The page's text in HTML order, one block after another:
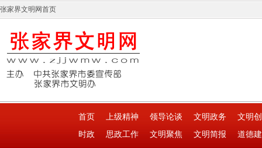
张家界文明网首页
首页 上级精神 领导论谈 文明政务
文明
时政
思政工作 文明聚焦 文明简报 道德